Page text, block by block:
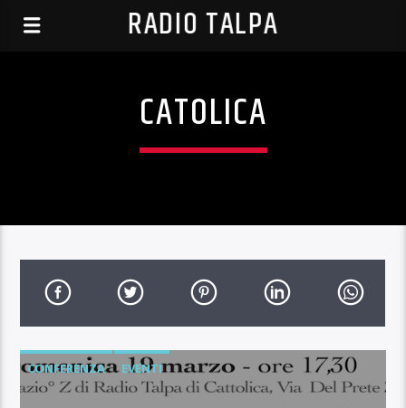
RADIO TALPA
CATOLICA
CONFERENZA EVENTI